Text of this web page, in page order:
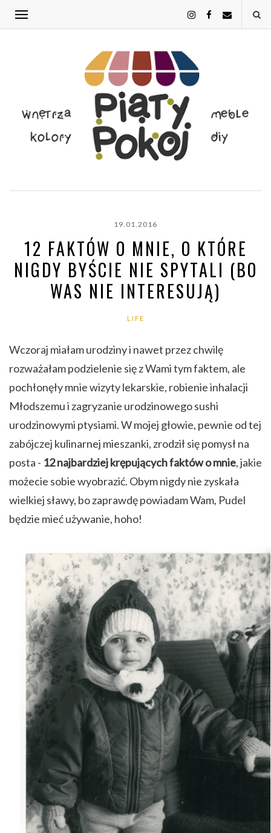
19.01.2016
12 FAKTÓW O MNIE, O KTÓRE
NIGDY BYŚCIE NIE SPYTALI (BO
WAS NIE INTERESUJĄ)
LIFE
Wczoraj miałam urodziny i nawet przez chwilę
rozważałam podzielenie się z Wami tym faktem, ale
pochłonęły mnie wizyty lekarskie, robienie inhalacji
Młodszemu i zagryzanie urodzinowego sushi
urodzinowymi ptysiami. W mojej głowie, pewnie od tej
zabójczej kulinarnej mieszanki, zrodził się pomysł na
posta - 12 najbardziej krępujących faktów o mnie, jakie
możecie sobie wyobrazić. Obym nigdy nie zyskała
wielkiej sławy, bo zaprawdę powiadam Wam, Pudel
będzie mieć używanie, hoho!